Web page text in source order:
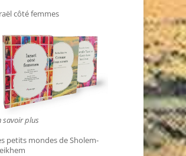
côté femmes
savoir plus
petits mondes de Sholem-